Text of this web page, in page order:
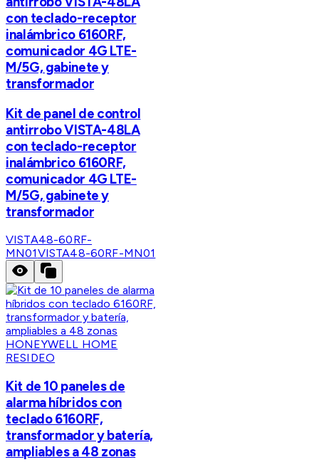
con teclado-receptor
inalámbrico 6160RF,
comunicador 4G LTE-
M/5G, gabinete y
transformador
Kit de panel de control
antirrobo VISTA-48LA
con teclado-receptor
inalámbrico 6160RF,
comunicador 4G LTE-
M/5G, gabinete y
transformador
VISTA48-60RF-
MN01VISTA48-60RF-MN01
HONEYWELL HOME
RESIDEO
Kit de 10 paneles de
alarma híbridos con
teclado 6160RF,
transformador y batería,
ampliables a 48 zonas